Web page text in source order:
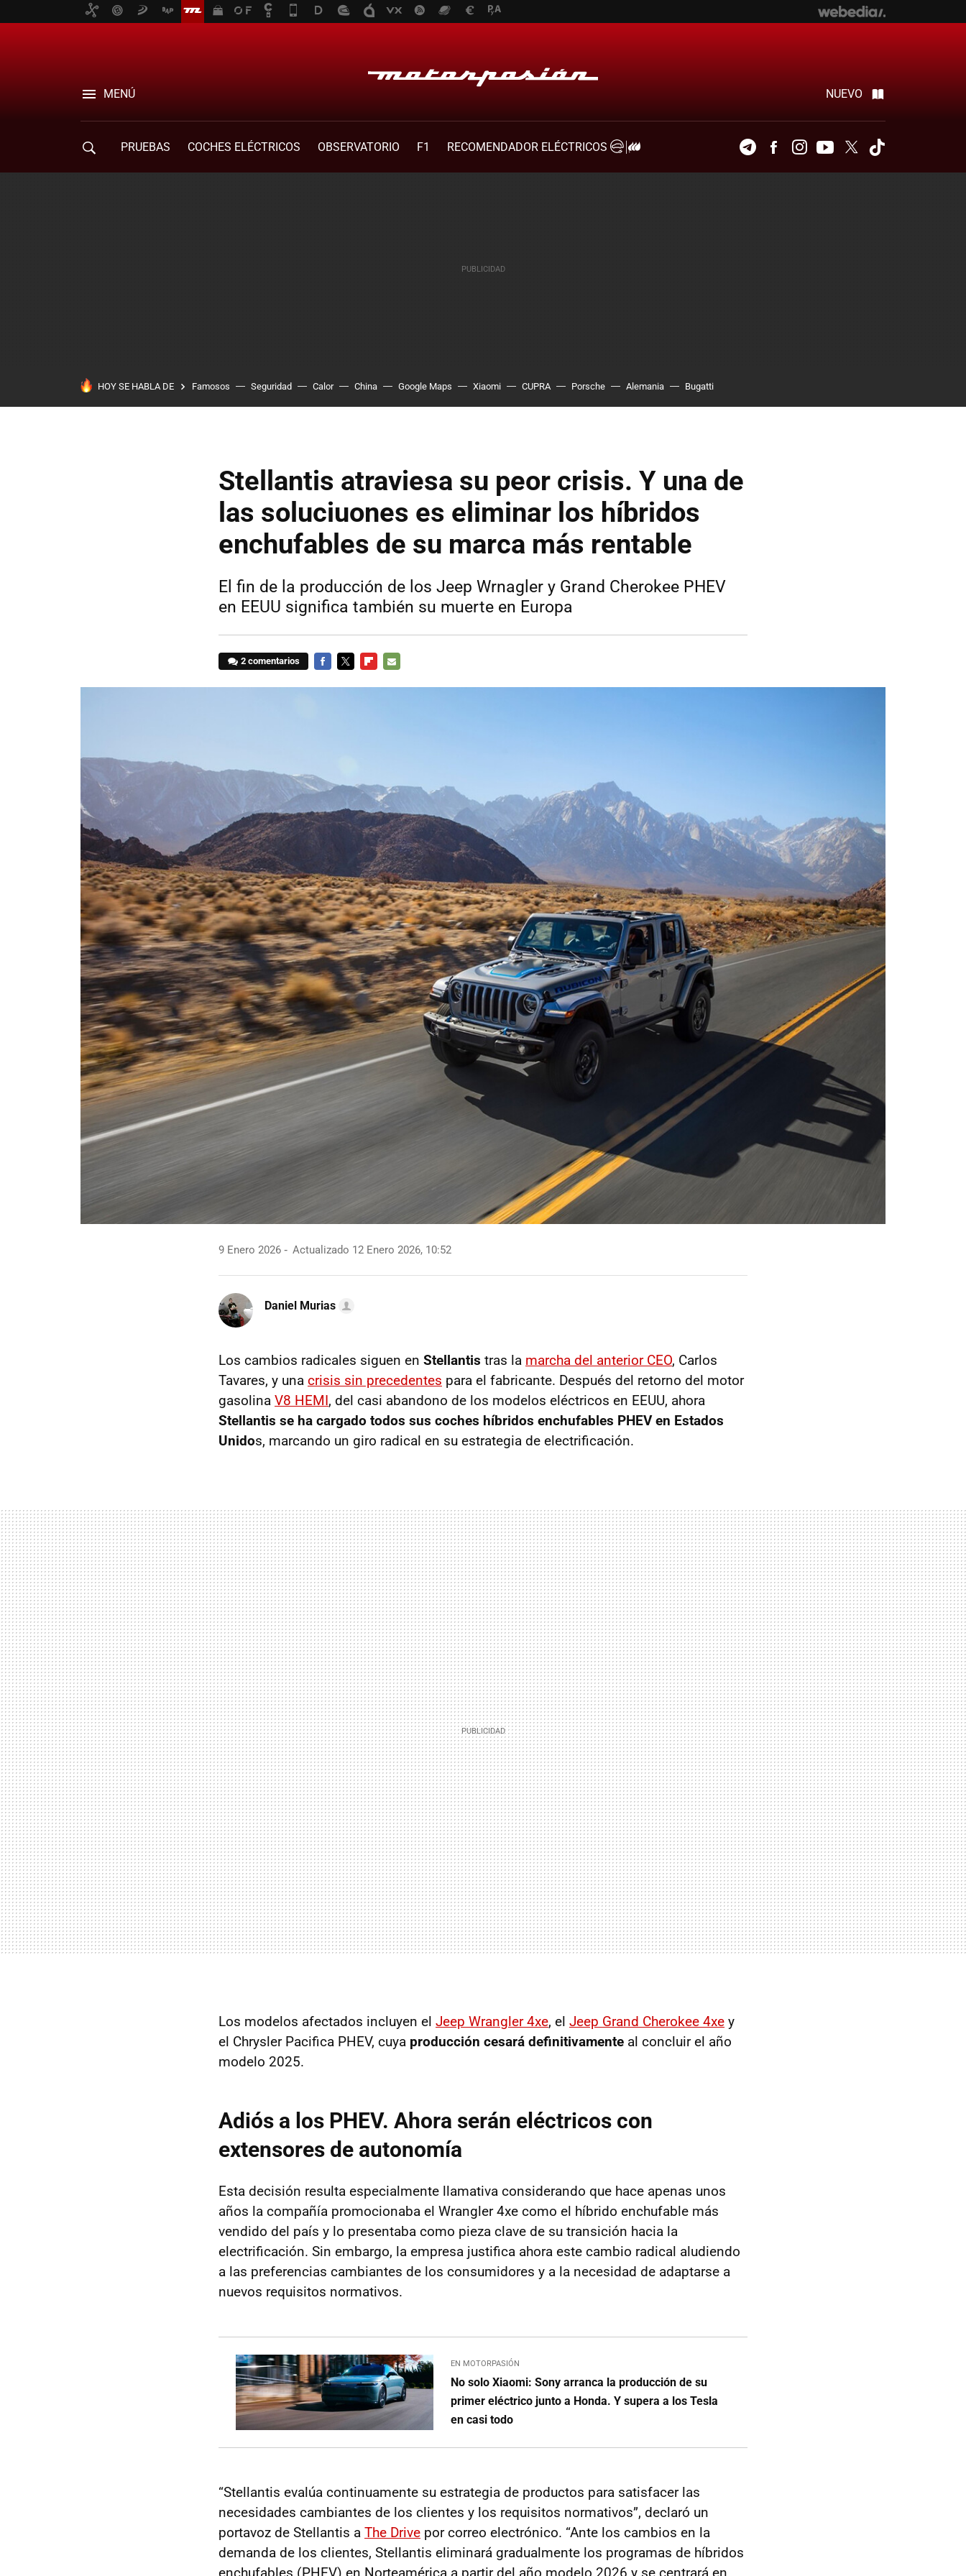
MENÚ NUEVO
PRUEBAS COCHES ELÉCTRICOS OBSERVATORIO F1
RECOMENDADOR ELÉCTRICOS
TelegramFacebookInstagramYoutubeTwitter
HOY SE HABLA DE Famosos Seguridad Calor China Google Maps Xiaomi CUPRA Porsche Alemania Bugatti
Stellantis atraviesa su peor crisis. Y una de
las soluciuones es eliminar los híbridos
enchufables de su marca más rentable
El fin de la producción de los Jeep Wrnagler y Grand Cherokee PHEV
en EEUU significa también su muerte en Europa
2 comentarios
9 Enero 2026 Actualizado 12 Enero 2026, 10:52
Daniel Murias
Los cambios radicales siguen en Stellantis tras la marcha del anterior CEO, Carlos
Tavares, y una crisis sin precedentes para el fabricante. Después del retorno del motor
gasolina V8 HEMI, del casi abandono de los modelos eléctricos en EEUU, ahora
Stellantis se ha cargado todos sus coches híbridos enchufables PHEV en Estados
Unidos, marcando un giro radical en su estrategia de electrificación.
Los modelos afectados incluyen el Jeep Wrangler 4xe, el Jeep Grand Cherokee 4xe y
el Chrysler Pacifica PHEV, cuya producción cesará definitivamente al concluir el año
modelo 2025.
Adiós a los PHEV. Ahora serán eléctricos con
extensores de autonomía
Esta decisión resulta especialmente llamativa considerando que hace apenas unos
años la compañía promocionaba el Wrangler 4xe como el híbrido enchufable más
vendido del país y lo presentaba como pieza clave de su transición hacia la
electrificación. Sin embargo, la empresa justifica ahora este cambio radical aludiendo
a las preferencias cambiantes de los consumidores y a la necesidad de adaptarse a
nuevos requisitos normativos.
EN MOTORPASIÓN
No solo Xiaomi: Sony arranca la producción de su
primer eléctrico junto a Honda. Y supera a los Tesla
en casi todo
“Stellantis evalúa continuamente su estrategia de productos para satisfacer las
necesidades cambiantes de los clientes y los requisitos normativos”, declaró un
portavoz de Stellantis a The Drive por correo electrónico. “Ante los cambios en la
demanda de los clientes, Stellantis eliminará gradualmente los programas de híbridos
enchufables (PHEV) en Norteamérica a partir del año modelo 2026 y se centrará en